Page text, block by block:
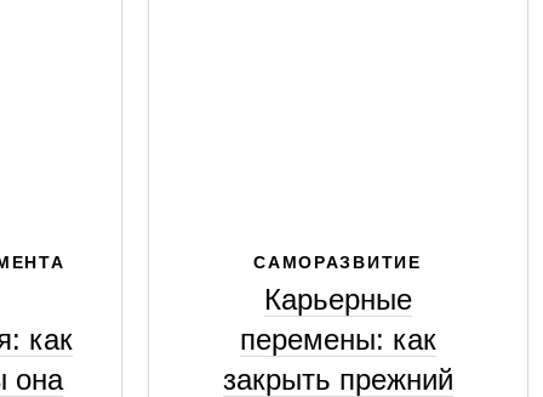
как
она
САМОРАЗВИТИЕ
Карьерные
перемены: как
закрыть прежний